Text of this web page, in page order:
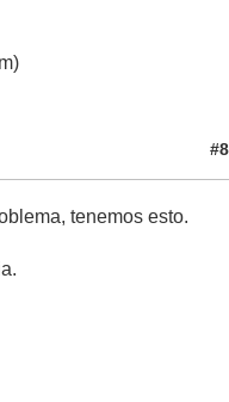
#8
tenemos esto.